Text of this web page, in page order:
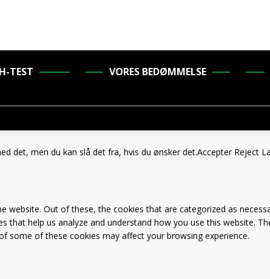
TEST VORES BEDØMMELSE
det, men du kan slå det fra, hvis du ønsker det.Accepter Reject
Out of these, the cookies that are categorized as
help us analyze and understand how you use this website.
of these cookies may affect your browsing experience.